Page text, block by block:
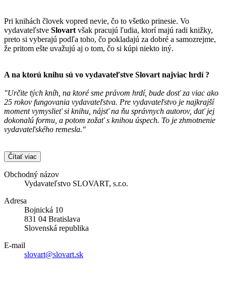
Pri knihách človek vopred nevie, čo to všetko prinesie. Vo
vydavateľstve Slovart však pracujú ľudia, ktorí majú radi knižky,
preto si vyberajú podľa toho, čo pokladajú za dobré a samozrejme,
že pritom ešte uvažujú aj o tom, čo si kúpi niekto iný.
A na ktorú knihu sú vo vydavateľstve Slovart najviac hrdí ?
"Určite tých kníh, na ktoré sme právom hrdí, bude dosť za viac ako
25 rokov fungovania vydavateľstva. Pre vydavateľstvo je najkrajší
moment vymyslieť si knihu, nájsť na ňu správnych autorov, dať jej
dokonalú formu, a potom zožať s knihou úspech. To je zhmotnenie
vydavateľského remesla."
Čítať viac
Obchodný názov
Vydavateľstvo SLOVART, s.r.o.
Adresa
Bojnická 10
831 04 Bratislava
Slovenská republika
E-mail
slovart@slovart.sk